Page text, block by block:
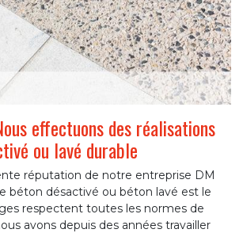
effectuons des réalisations
ou lavé durable
réputation de notre entreprise DM
béton désactivé ou béton lavé est le
respectent toutes les normes de
avons depuis des années travailler